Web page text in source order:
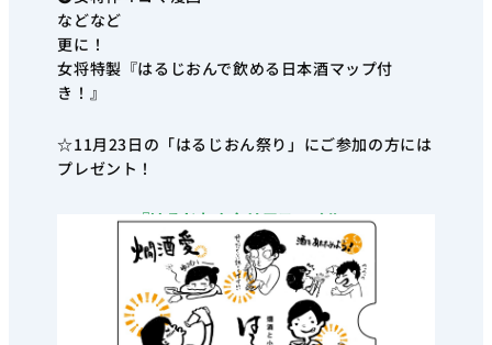
などなど
更に！
女将特製『はるじおんで飲める日本酒マップ付
き！』
☆11月23日の「はるじおん祭り」にご参加の方には
プレゼント！
『はるじおんクリアファイル』